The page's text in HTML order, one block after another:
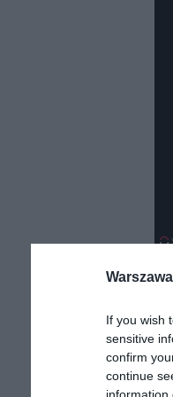
If you wish
sensitive
confirm
continue